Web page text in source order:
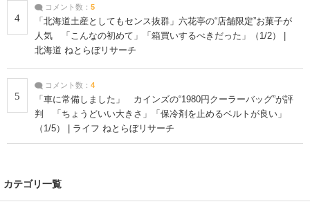
4
コメント数： 5
「北海道土産としてもセンス抜群」六花亭の“店舗限定”お菓子が
人気 「こんなの初めて」「箱買いするべきだった」（1/2） |
北海道 ねとらぼリサーチ
5
コメント数： 4
「車に常備しました」 カインズの“1980円クーラーバッグ”が評
判 「ちょうどいい大きさ」「保冷剤を止めるベルトが良い」
（1/5） | ライフ ねとらぼリサーチ
カテゴリ一覧